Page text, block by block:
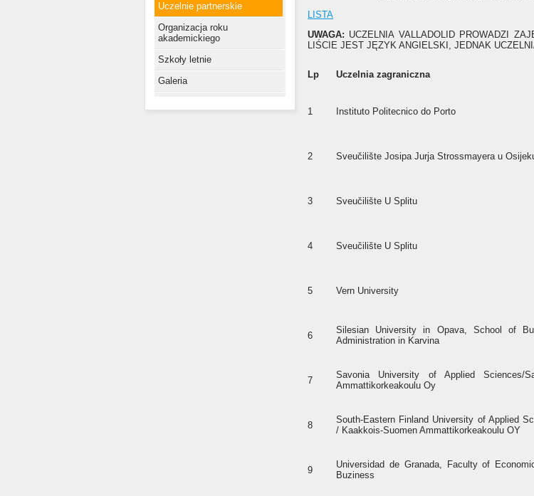
Uczelnie partnerskie
Organizacja roku
akademickiego
Szkoły letnie
Galeria
LISTA
UWAGA: UCZELNIA VALLADOLID PROWADZI
LIŚCIE JEST JĘZYK ANGIELSKI, JEDNAK
Lp Uczelnia zagraniczna
1 Instituto Politecnico do Porto
2 Sveučilište Josipa Jurja Strossmayera u
3 Sveučilište U Splitu
4 Sveučilište U Splitu
5 Vern University
6
Silesian University in Opava, School of
Administration in Karvina
7
Savonia University of Applied Sciences/
Ammattikorkeakoulu Oy
8
South-Eastern Finland University of Applied
/ Kaakkois-Suomen Ammattikorkeakoulu OY
9
Universidad de Granada, Faculty of
Buziness